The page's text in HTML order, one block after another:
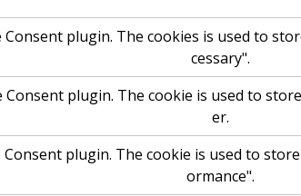
Consent plugin. The cookies is used to
cessary".
Consent plugin. The cookie is used to
er.
Consent plugin. The cookie is used to
ormance".